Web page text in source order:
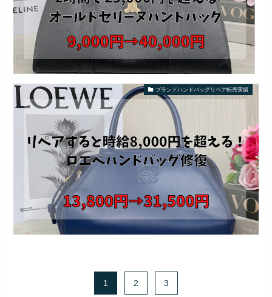
ブランドハンドバッグリペア転売実績
1 2 3